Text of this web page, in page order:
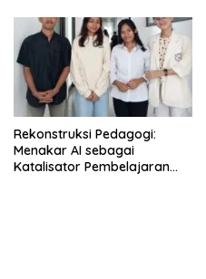
Rekonstruksi Pedagogi:
Menakar AI sebagai
Katalisator Pembelajaran